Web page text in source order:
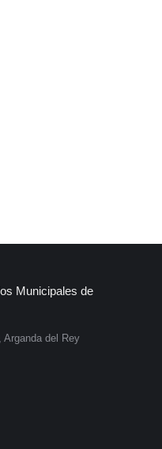
Municipales de
del Rey